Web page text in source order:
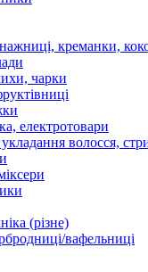
креманки,
чарки
електротовари
волосся,
(різне)
вафельниці